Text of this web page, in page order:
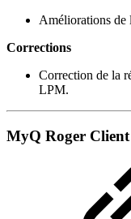
Améliorations
Corrections
Correction de la
LPM.
MyQ Roger